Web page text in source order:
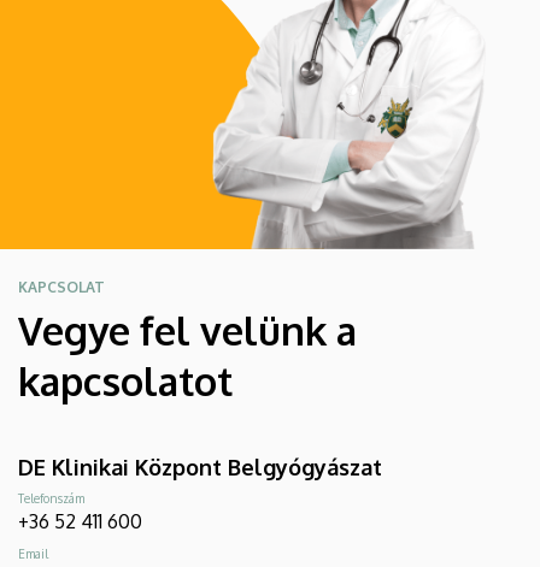
KAPCSOLAT
Vegye fel velünk a
kapcsolatot
DE Klinikai Központ Belgyógyászat
Telefonszám
+36 52 411 600
Email